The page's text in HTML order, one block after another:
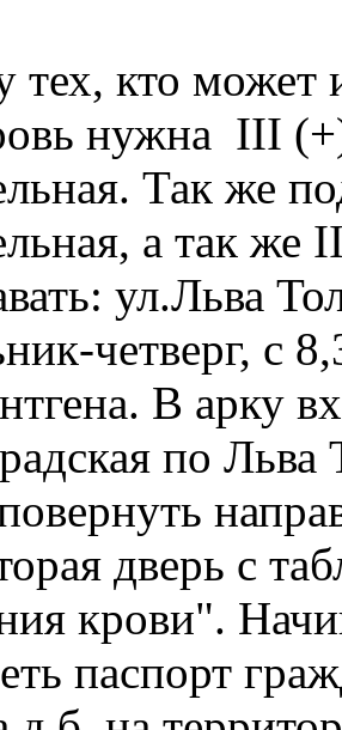
кто может
нужна III (+)
Так же
а так же
ул.Льва
четверг, с
В арку
по Льва
дверь с
крови".
паспорт